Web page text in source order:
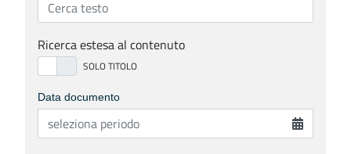
Ricerca estesa al contenuto
Data documento